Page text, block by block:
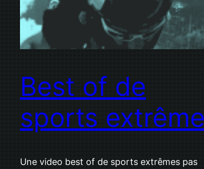
Best of de
sports
Une video best of de sports extrêmes pas